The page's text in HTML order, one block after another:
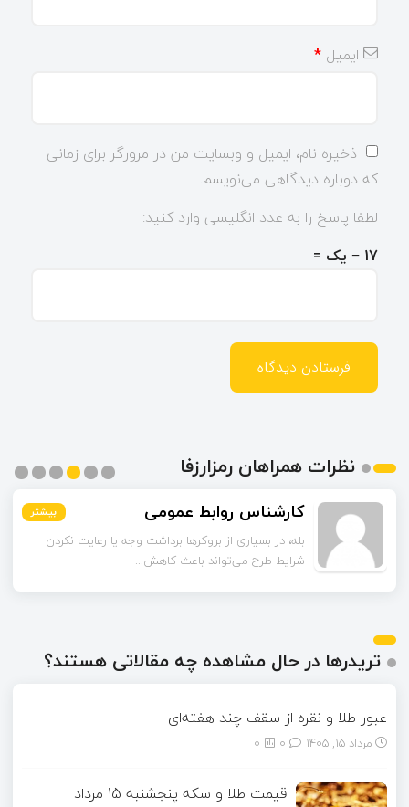
ایمیل *
ذخیره نام، ایمیل و وبسایت من در مرورگر برای زمانی
که دوباره دیدگاهی می‌نویسم.
لطفا پاسخ را به عدد انگلیسی وارد کنید:
17 − یک =
نظرات همراهان رمزارزفا
بیشتر
بیشتر کارشناس روابط عمومی بیشتر
بله، در بسیاری از بروکرها برداشت وجه یا رعایت نکردن
شرایط طرح می‌تواند باعث کاهش...
بیشتر
بیشتر
بیشتر
تریدرها در حال مشاهده چه مقالاتی هستند؟
عبور طلا و نقره از سقف چند هفته‌ای
مرداد ۱۵, ۱۴۰۵ 0
قیمت طلا و سکه پنجشنبه 15 مرداد